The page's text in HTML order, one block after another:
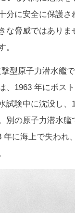
分に安全に保護さ
な脅威ではありま
。
型原子力潜水艦
、1963 年にボス
試験中に沈没し、
別の原子力潜水艦
年に海上で失われ